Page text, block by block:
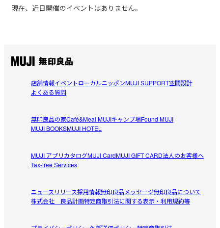
現在、近日開催のイベントはありません。
店舗情報イベントローカルニッポンMUJI SUPPORT空間設計
よくある質問
無印良品の家Café&Meal MUJIキャンプ場Found MUJI
MUJI BOOKSMUJI HOTEL
MUJI アプリカタログMUJI CardMUJI GIFT CARD法人のお客様へ
Tax-free Services
ニュースリリース採用情報無印良品メッセージ無印良品について
株式会社 良品計画特定商取引法に関する表示・利用規約等